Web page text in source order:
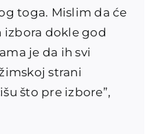
toga. Mislim da će
izbora dokle god
je da ih svi
strani
što pre izbore”,